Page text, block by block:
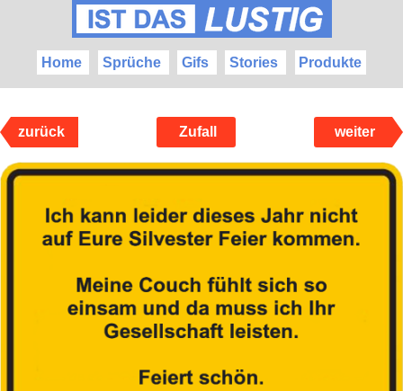
Home Sprüche Gifs Stories Produkte
zurück Zufall weiter